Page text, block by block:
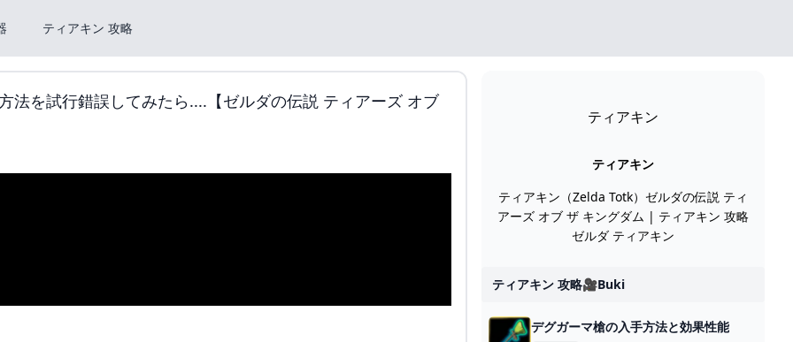
ティアキン 攻略
法を試行錯誤してみたら....【ゼルダの伝説 ティアーズ オブ
ティアキン
ティアキン
ティアキン（Zelda Totk）ゼルダの伝説 ティ
アーズ オブ ザ キングダム | ティアキン 攻略
ゼルダ ティアキン
ティアキン 攻略🎥buki
デグガーマ槍の入手方法と効果性能